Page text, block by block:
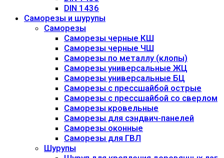
DIN 1436
Саморезы и шурупы
Саморезы
Саморезы черные КШ
Саморезы черные ЧШ
Саморезы по металлу (клопы)
Саморезы универсальные ЖЦ
Саморезы универсальные БЦ
Саморезы с прессшайбой острые
Саморезы с прессшайбой со сверлом
Саморезы кровельные
Саморезы для сэндвич-панелей
Саморезы оконные
Саморезы для ГВЛ
Шурупы